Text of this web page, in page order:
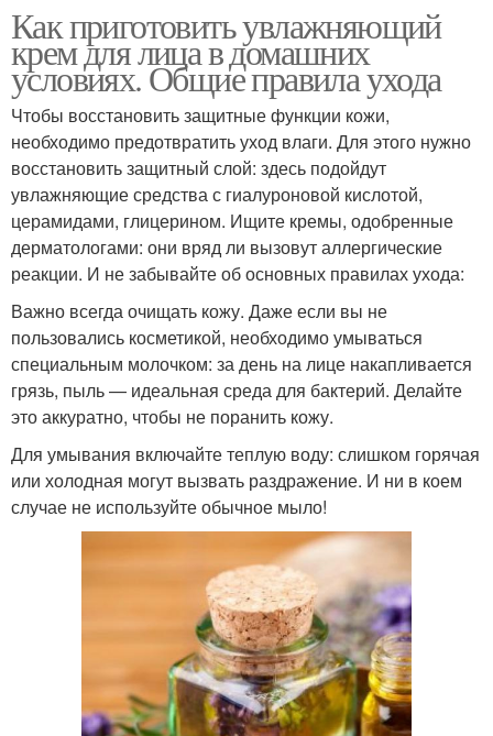
Как приготовить увлажняющий
крем для лица в домашних
условиях. Общие правила ухода
Чтобы восстановить защитные функции кожи,
необходимо предотвратить уход влаги. Для этого нужно
восстановить защитный слой: здесь подойдут
увлажняющие средства с гиалуроновой кислотой,
церамидами, глицерином. Ищите кремы, одобренные
дерматологами: они вряд ли вызовут аллергические
реакции. И не забывайте об основных правилах ухода:
Важно всегда очищать кожу. Даже если вы не
пользовались косметикой, необходимо умываться
специальным молочком: за день на лице накапливается
грязь, пыль — идеальная среда для бактерий. Делайте
это аккуратно, чтобы не поранить кожу.
Для умывания включайте теплую воду: слишком горячая
или холодная могут вызвать раздражение. И ни в коем
случае не используйте обычное мыло!